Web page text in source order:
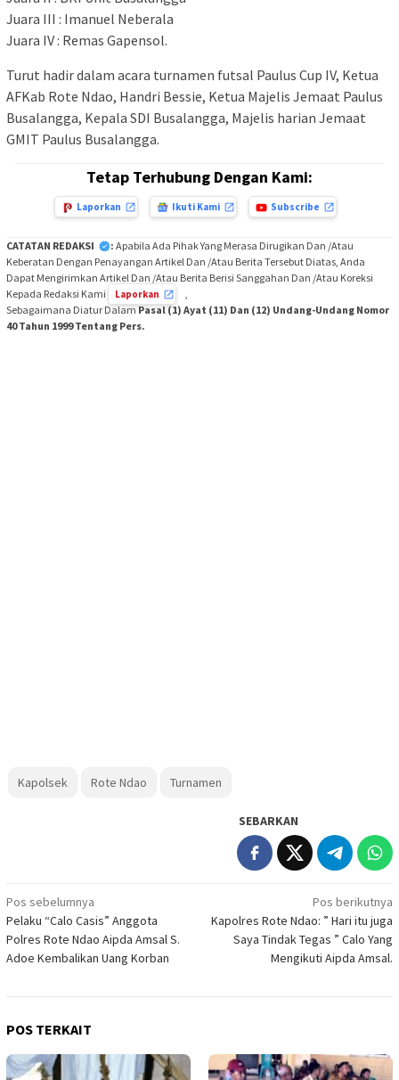
Juara III : Imanuel Neberala
Juara IV : Remas Gapensol.
Turut hadir dalam acara turnamen futsal Paulus Cup IV, Ketua
AFKab Rote Ndao, Handri Bessie, Ketua Majelis Jemaat Paulus
Busalangga, Kepala SDI Busalangga, Majelis harian Jemaat
GMIT Paulus Busalangga.
Tetap Terhubung Dengan Kami:
Laporkan Ikuti Kami Subscribe
CATATAN REDAKSI : Apabila Ada Pihak Yang Merasa Dirugikan Dan /Atau
Keberatan Dengan Penayangan Artikel Dan /Atau Berita Tersebut Diatas, Anda
Dapat Mengirimkan Artikel Dan /Atau Berita Berisi Sanggahan Dan /Atau Koreksi
Kepada Redaksi Kami
Laporkan
Sebagaimana Diatur DalamPasal (1) Ayat (11) Dan (12) Undang-Undang Nomor
40 Tahun 1999 Tentang Pers.
Kapolsek Rote Ndao Turnamen
SEBARKAN
Navigasi
pos
Pos sebelumnya
Pelaku “Calo Casis” Anggota
Polres Rote Ndao Aipda Amsal S.
Adoe Kembalikan Uang Korban
Pos berikutnya
Kapolres Rote Ndao: ” Hari itu juga
Saya Tindak Tegas ” Calo Yang
Mengikuti Aipda Amsal.
POS TERKAIT